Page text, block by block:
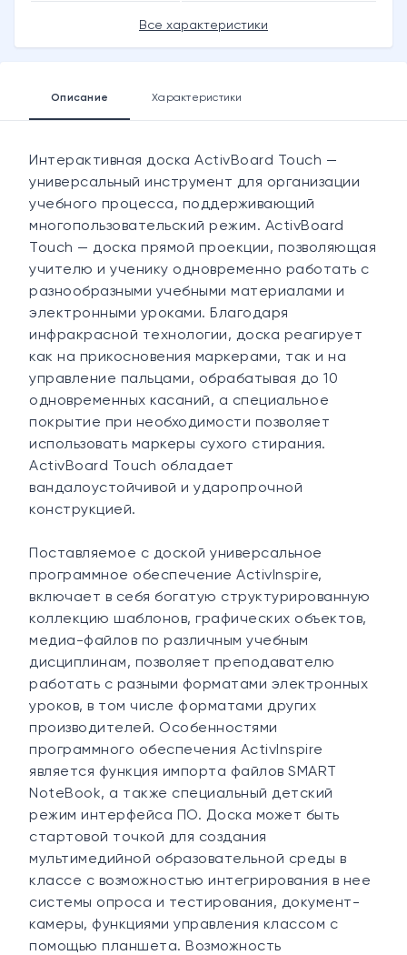
Все характеристики
Описание Характеристики
Интерактивная доска ActivBoard Touch —
универсальный инструмент для организации
учебного процесса, поддерживающий
многопользовательский режим. ActivBoard
Touch — доска прямой проекции, позволяющая
учителю и ученику одновременно работать с
разнообразными учебными материалами и
электронными уроками. Благодаря
инфракрасной технологии, доска реагирует
как на прикосновения маркерами, так и на
управление пальцами, обрабатывая до 10
одновременных касаний, а специальное
покрытие при необходимости позволяет
использовать маркеры сухого стирания.
ActivBoard Touch обладает
вандалоустойчивой и ударопрочной
конструкцией.
Поставляемое с доской универсальное
программное обеспечение ActivInspire,
включает в себя богатую структурированную
коллекцию шаблонов, графических объектов,
медиа-файлов по различным учебным
дисциплинам, позволяет преподавателю
работать с разными форматами электронных
уроков, в том числе форматами других
производителей. Особенностями
программного обеспечения ActivInspire
является функция импорта файлов SMART
NoteBook, а также специальный детский
режим интерфейса ПО. Доска может быть
стартовой точкой для создания
мультимедийной образовательной среды в
классе с возможностью интегрирования в нее
системы опроса и тестирования, документ-
камеры, функциями управления классом с
помощью планшета. Возможность